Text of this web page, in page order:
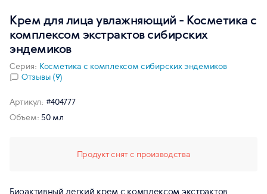
Крем для лица увлажняющий - Косметика с
комплексом экстрактов сибирских
эндемиков
Серия: Косметика с комплексом сибирских эндемиков
Отзывы (9)
Биоактивный легкий крем с комплексом экстрактов
Продукт снят с производства
Артикул: #404777
Объем: 50 мл